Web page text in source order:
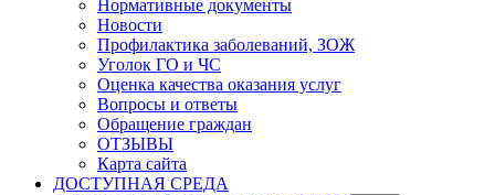
Нормативные документы
Новости
Профилактика заболеваний, ЗОЖ
Уголок ГО и ЧС
Оценка качества оказания услуг
Вопросы и ответы
Обращение граждан
ОТЗЫВЫ
Карта сайта
ДОСТУПНАЯ СРЕДА